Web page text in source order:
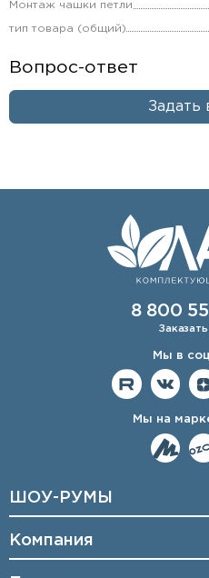
Монтаж чашки петли
тип товара (общий)
Вопрос-ответ
Задать
8 800
Мы в
Мы на
ШОУ-РУМЫ
Компания